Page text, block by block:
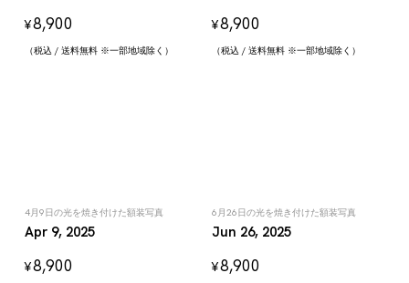
¥8,900
（税込 / 送料無料 ※一部地域除く）
¥8,900
（税込 / 送料無料 ※一部地域除く）
4月9日の光を焼き付けた額装写真
Apr 9, 2025
¥8,900
6月26日の光を焼き付けた額装写真
Jun 26, 2025
¥8,900